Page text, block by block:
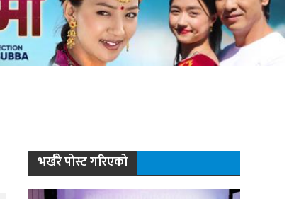
भर्खरै पोस्ट गरिएको